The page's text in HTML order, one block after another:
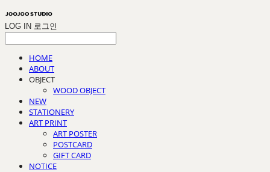
LOG IN 로그인
HOME
ABOUT
OBJECT
WOOD OBJECT
NEW
STATIONERY
ART PRINT
ART POSTER
POSTCARD
GIFT CARD
NOTICE